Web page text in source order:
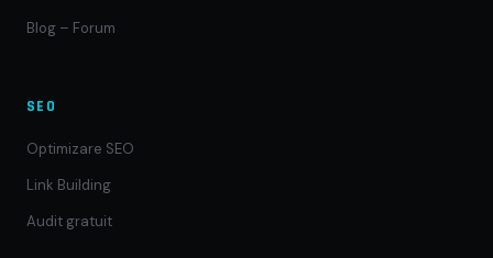
Blog – Forum
SEO
Optimizare SEO
Link Building
Audit gratuit